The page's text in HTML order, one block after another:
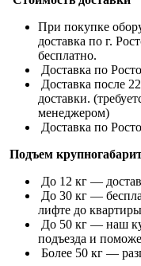
При покупке
доставка по г.
бесплатно.
Доставка по
Доставка после
доставки.
менеджером)
Доставка по
Подъем
До 12 кг —
До 30 кг —
лифте до
До 50 кг — наш
подъезда и
Более 50 кг —